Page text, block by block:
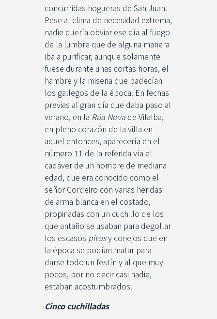
concurridas hogueras de San Juan.
Pese al clima de necesidad extrema,
nadie quería obviar ese día al fuego
de la lumbre que de alguna manera
iba a purificar, aunque solamente
fuese durante unas cortas horas, el
hambre y la miseria que padecían
los gallegos de la época. En fechas
previas al gran día que daba paso al
verano, en la Rúa Nova de Vilalba,
en pleno corazón de la villa en
aquel entonces, aparecería en el
número 11 de la referida vía el
cadáver de un hombre de mediana
edad, que era conocido como el
señor Cordeiro con varias heridas
de arma blanca en el costado,
propinadas con un cuchillo de los
que antaño se usaban para degollar
los escasos pitosy conejos que en
la época se podían matar para
darse todo un festín y al que muy
pocos, por no decir casi nadie,
estaban acostumbrados.
Cinco cuchilladas